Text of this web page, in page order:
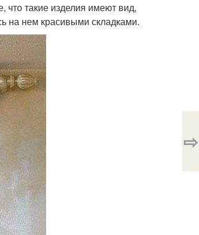
что такие изделия имеют вид,
на нем красивыми складками.
⇨